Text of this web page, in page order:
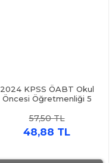
2024 KPSS ÖABT Okul
Öncesi Öğretmenliği 5
57,50 TL
48,88 TL